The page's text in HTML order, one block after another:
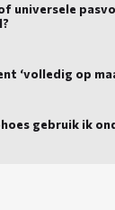
universele
‘volledig op
gebruik ik